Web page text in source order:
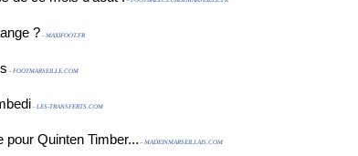
? - MAXIFOOT.FR
- FOOTMARSEILLE.COM
- LES-TRANSFERTS.COM
Quinten Timber... - MADEINMARSEILLAIS.COM